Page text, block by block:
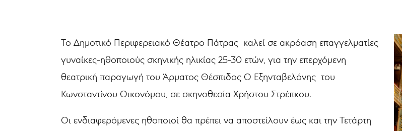
Το Δημοτικό Περιφερειακό Θέατρο Πάτρας καλεί σε ακρόαση επαγγελματίες
γυναίκες-ηθοποιούς σκηνικής ηλικίας 25-30 ετών, για την επερχόμενη
θεατρική παραγωγή του Άρματος Θέσπιδος Ο Εξηνταβελόνης του
Κωνσταντίνου Οικονόμου, σε σκηνοθεσία Χρήστου Στρέπκου.
Οι ενδιαφερόμενες ηθοποιοί θα πρέπει να αποστείλουν έως και την Τετάρτη